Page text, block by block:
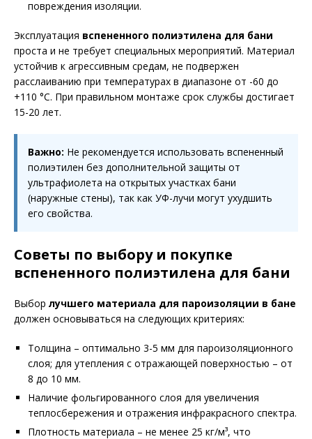
повреждения изоляции.
Эксплуатация вспененного полиэтилена для бани
проста и не требует специальных мероприятий. Материал
устойчив к агрессивным средам, не подвержен
расслаиванию при температурах в диапазоне от -60 до
+110 °C. При правильном монтаже срок службы достигает
15-20 лет.
Важно: Не рекомендуется использовать вспененный
полиэтилен без дополнительной защиты от
ультрафиолета на открытых участках бани
(наружные стены), так как УФ-лучи могут ухудшить
его свойства.
Советы по выбору и покупке
вспененного полиэтилена для бани
Выбор лучшего материала для пароизоляции в бане
должен основываться на следующих критериях:
Толщина – оптимально 3-5 мм для пароизоляционного
слоя; для утепления с отражающей поверхностью – от
8 до 10 мм.
Наличие фольгированного слоя для увеличения
теплосбережения и отражения инфракрасного спектра.
Плотность материала – не менее 25 кг/м³, что